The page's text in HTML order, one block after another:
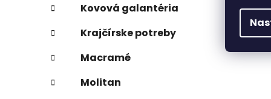
Kovová galantéria
Krajčírske potreby
Macramé
Molitan